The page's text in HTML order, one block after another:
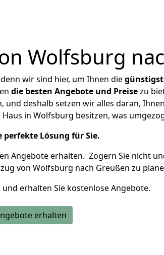
Wolfsburg
wir sind hier, um Ihnen die
die besten Angebote und Preisezu
deshalb setzen wir alles daran,
in Wolfsburg besitzen, was
Lösung für Sie.
Angebote erhalten. Zögern Sie nicht
von Wolfsburg nach Greußen zu
und erhalten Sie kostenlose Angebote.
erhalten